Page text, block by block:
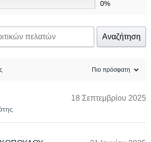
0%
Αναζήτηση
18 Σεπτεμβρίου 2025